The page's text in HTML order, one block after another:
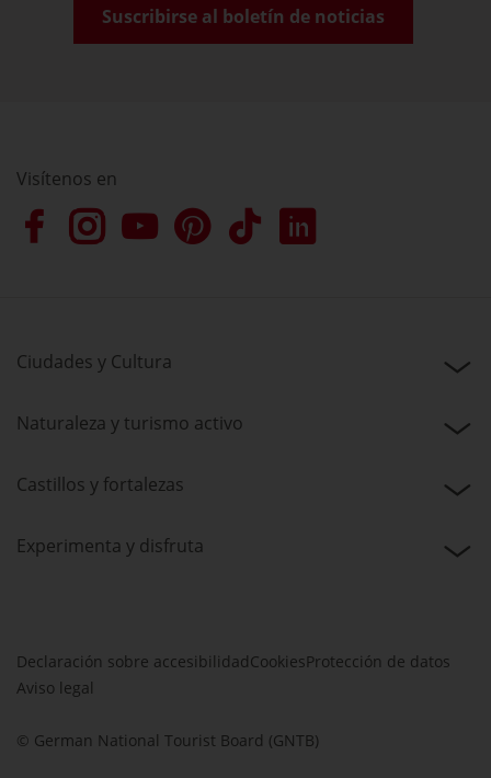
Suscribirse al boletín de noticias
Visítenos en
Ciudades y Cultura
Naturaleza y turismo activo
Castillos y fortalezas
Experimenta y disfruta
Declaración sobre accesibilidadCookiesProtección de datos
Aviso legal
© German National Tourist Board (GNTB)